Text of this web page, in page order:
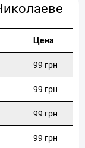
просп.
33
место): ул.
Центральный
ул.
234-В
Цена
99 грн
99 грн
99 грн
99 грн